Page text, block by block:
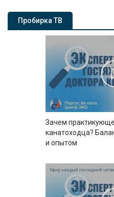
Пробирка ТВ
Зачем
канатоходца?
и опытом